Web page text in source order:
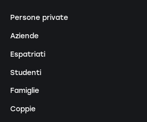
Persone private
Aziende
Espatriati
Studenti
Famiglie
Coppie